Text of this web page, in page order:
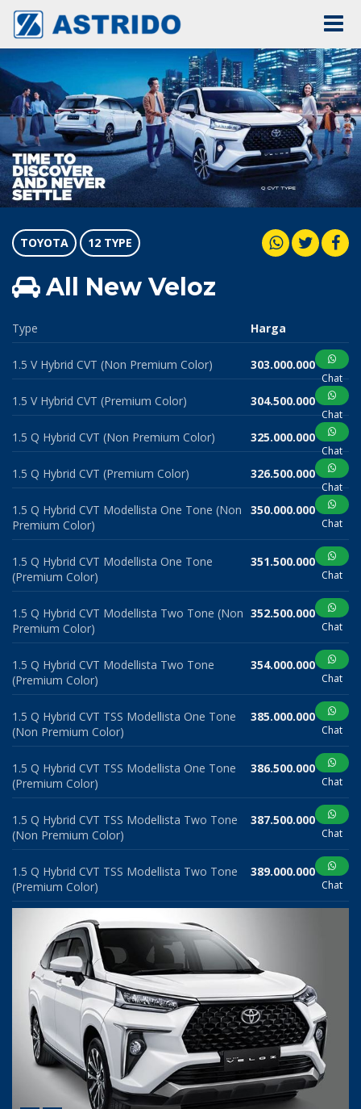
TOYOTA 12 TYPE
All New Veloz
Type Harga
1.5 V Hybrid CVT (Non Premium Color) 303.000.000
Chat
1.5 V Hybrid CVT (Premium Color) 304.500.000
Chat
1.5 Q Hybrid CVT (Non Premium Color) 325.000.000
Chat
1.5 Q Hybrid CVT (Premium Color) 326.500.000
Chat
1.5 Q Hybrid CVT Modellista One Tone (Non
Premium Color)
350.000.000
Chat
1.5 Q Hybrid CVT Modellista One Tone
(Premium Color)
351.500.000
Chat
1.5 Q Hybrid CVT Modellista Two Tone (Non
Premium Color)
352.500.000
Chat
1.5 Q Hybrid CVT Modellista Two Tone
(Premium Color)
354.000.000
Chat
1.5 Q Hybrid CVT TSS Modellista One Tone
(Non Premium Color)
385.000.000
Chat
1.5 Q Hybrid CVT TSS Modellista One Tone
(Premium Color)
386.500.000
Chat
1.5 Q Hybrid CVT TSS Modellista Two Tone
(Non Premium Color)
387.500.000
Chat
1.5 Q Hybrid CVT TSS Modellista Two Tone
(Premium Color)
389.000.000
Chat